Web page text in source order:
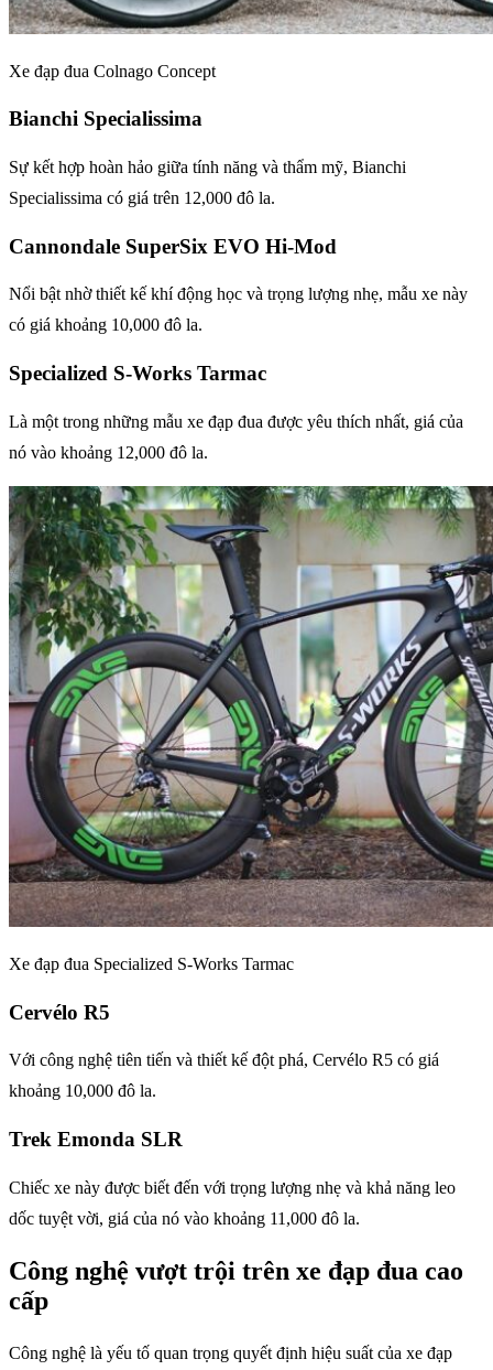
Xe đạp đua Colnago Concept
Bianchi Specialissima
Sự kết hợp hoàn hảo giữa tính năng và thẩm mỹ, Bianchi
Specialissima có giá trên 12,000 đô la.
Cannondale SuperSix EVO Hi-Mod
Nổi bật nhờ thiết kế khí động học và trọng lượng nhẹ, mẫu xe này
có giá khoảng 10,000 đô la.
Specialized S-Works Tarmac
Là một trong những mẫu xe đạp đua được yêu thích nhất, giá của
nó vào khoảng 12,000 đô la.
Xe đạp đua Specialized S-Works Tarmac
Cervélo R5
Với công nghệ tiên tiến và thiết kế đột phá, Cervélo R5 có giá
khoảng 10,000 đô la.
Trek Emonda SLR
Chiếc xe này được biết đến với trọng lượng nhẹ và khả năng leo
dốc tuyệt vời, giá của nó vào khoảng 11,000 đô la.
Công nghệ vượt trội trên xe đạp đua cao
cấp
Công nghệ là yếu tố quan trọng quyết định hiệu suất của xe đạp